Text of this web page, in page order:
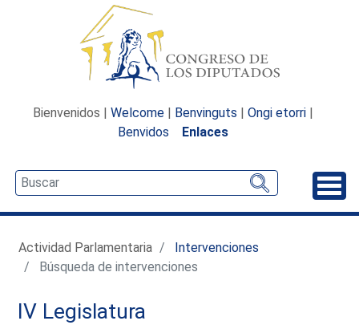
Bienvenidos | Welcome | Benvinguts | Ongi etorri |
Benvidos
Enlaces
Actividad Parlamentaria
Intervenciones
Búsqueda de intervenciones
IV Legislatura